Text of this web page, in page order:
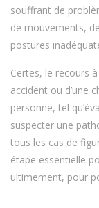
souffrant de
de mouvements,
postures
Certes, le recours
accident ou d’une
personne, tel
suspecter une
tous les cas de
étape essentielle
ultimement, pour